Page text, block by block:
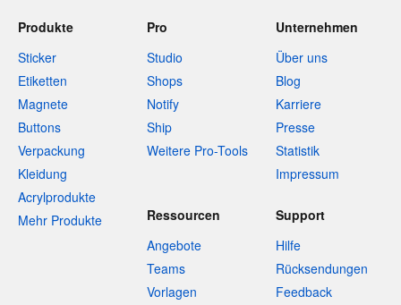
Produkte
Sticker
Etiketten
Magnete
Buttons
Verpackung
Kleidung
Acrylprodukte
Mehr Produkte
Pro
Studio
Shops
Notify
Ship
Weitere Pro-Tools
Unternehmen
Über uns
Blog
Karriere
Presse
Statistik
Impressum
Ressourcen
Angebote
Teams
Vorlagen
Support
Hilfe
Rücksendungen
Feedback